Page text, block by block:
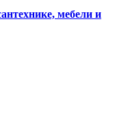
мебели и